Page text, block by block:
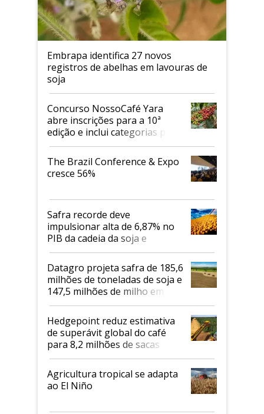
Embrapa identifica 27 novos
registros de abelhas em lavouras de
soja
Concurso NossoCafé Yara
abre inscrições para a 10ª
edição e inclui categorias para
cafés Canephora
The Brazil Conference & Expo
cresce 56%
Safra recorde deve
impulsionar alta de 6,87% no
PIB da cadeia da soja e
biodiesel em 2026
Datagro projeta safra de 185,6
milhões de toneladas de soja e
147,5 milhões de milho em
2026/27
Hedgepoint reduz estimativa
de superávit global do café
para 8,2 milhões de sacas
Agricultura tropical se adapta
ao El Niño